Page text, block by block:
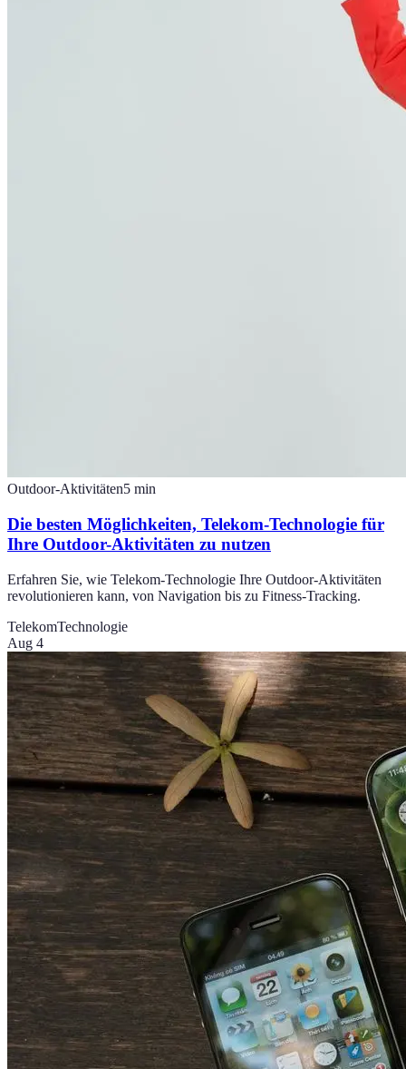
Outdoor-Aktivitäten5 min
Die besten Möglichkeiten, Telekom-Technologie für
Ihre Outdoor-Aktivitäten zu nutzen
Erfahren Sie, wie Telekom-Technologie Ihre Outdoor-Aktivitäten
revolutionieren kann, von Navigation bis zu Fitness-Tracking.
TelekomTechnologie
Aug 4